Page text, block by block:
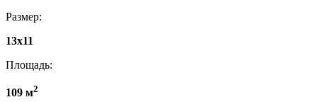
Размер:
13x11
Площадь:
109 м2